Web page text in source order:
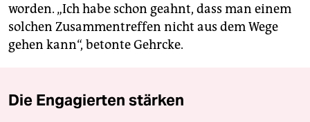
worden. „Ich habe schon geahnt, dass man einem
solchen Zusammentreffen nicht aus dem Wege
gehen kann“, betonte Gehrcke.
Die Engagierten stärken